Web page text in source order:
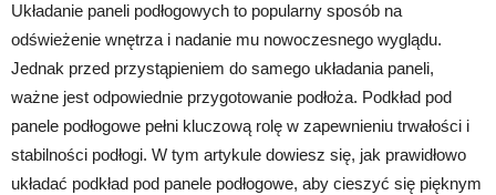
Układanie paneli podłogowych to popularny sposób na
odświeżenie wnętrza i nadanie mu nowoczesnego wyglądu.
Jednak przed przystąpieniem do samego układania paneli,
ważne jest odpowiednie przygotowanie podłoża. Podkład pod
panele podłogowe pełni kluczową rolę w zapewnieniu trwałości i
stabilności podłogi. W tym artykule dowiesz się, jak prawidłowo
układać podkład pod panele podłogowe, aby cieszyć się pięknym